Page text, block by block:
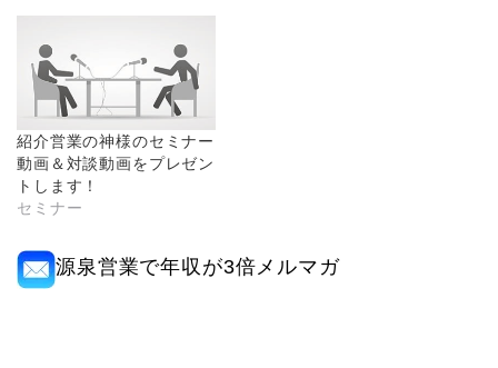
紹介営業の神様のセミナー
動画＆対談動画をプレゼン
トします！
セミナー
源泉営業で年収が3倍メルマガ